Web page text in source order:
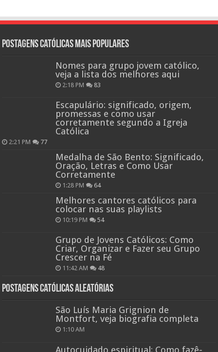
Postagens católicas mais Populares
Nomes para grupo jovem católico,
veja a lista dos melhores aqui
2:18 PM 83
Escapulário: significado, origem,
promessas e como usar
corretamente segundo a Igreja
Católica
2:21 PM 77
Medalha de São Bento: Significado,
Oração, Letras e Como Usar
Corretamente
1:28 PM 64
Melhores cantores católicos para
colocar nas suas playlists
10:19 PM 54
Grupo de Jovens Católicos: Como
Criar, Organizar e Fazer seu Grupo
Crescer na Fé
11:42 AM 48
Postagens católicas aleatórias
São Luís Maria Grignion de
Montfort, veja biografia completa
1:10 AM
Autocuidado espiritual: Como fazê-